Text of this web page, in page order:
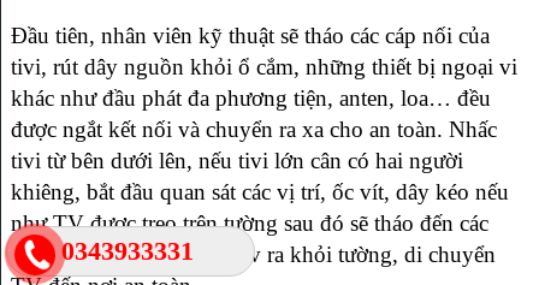
0343933331
Đầu tiên, nhân viên kỹ thuật sẽ tháo các cáp nối của
tivi, rút dây nguồn khỏi ổ cắm, những thiết bị ngoại vi
khác như đầu phát đa phương tiện, anten, loa… đều
được ngắt kết nối và chuyển ra xa cho an toàn. Nhấc
tivi từ bên dưới lên, nếu tivi lớn cân có hai người
khiêng, bắt đầu quan sát các vị trí, ốc vít, dây kéo nếu
như TV được treo trên tường sau đó sẽ tháo đến các
phần của giá treo. Nhấc Tv ra khỏi tường, di chuyển